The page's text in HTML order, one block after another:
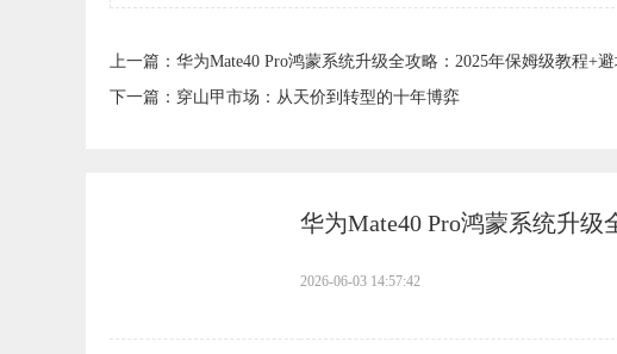
上一篇： 华为Mate40 Pro鸿蒙系统升级全攻略：2025年保姆级教程+
下一篇： ​穿山甲市场：从天价到转型的十年博弈
华为Mate40 Pro鸿蒙系统升
2026-06-03 14:57:42